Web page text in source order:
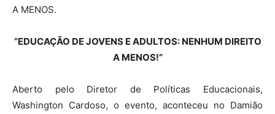
A MENOS.
“EDUCAÇÃO DE JOVENS E ADULTOS: NENHUM DIREITO
A MENOS!”
Aberto pelo Diretor de Políticas Educacionais,
Washington Cardoso, o evento, aconteceu no Damião